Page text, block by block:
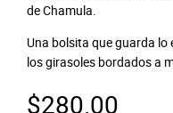
de Chamula.
Una bolsita que guarda lo
los girasoles bordados a
$280.00